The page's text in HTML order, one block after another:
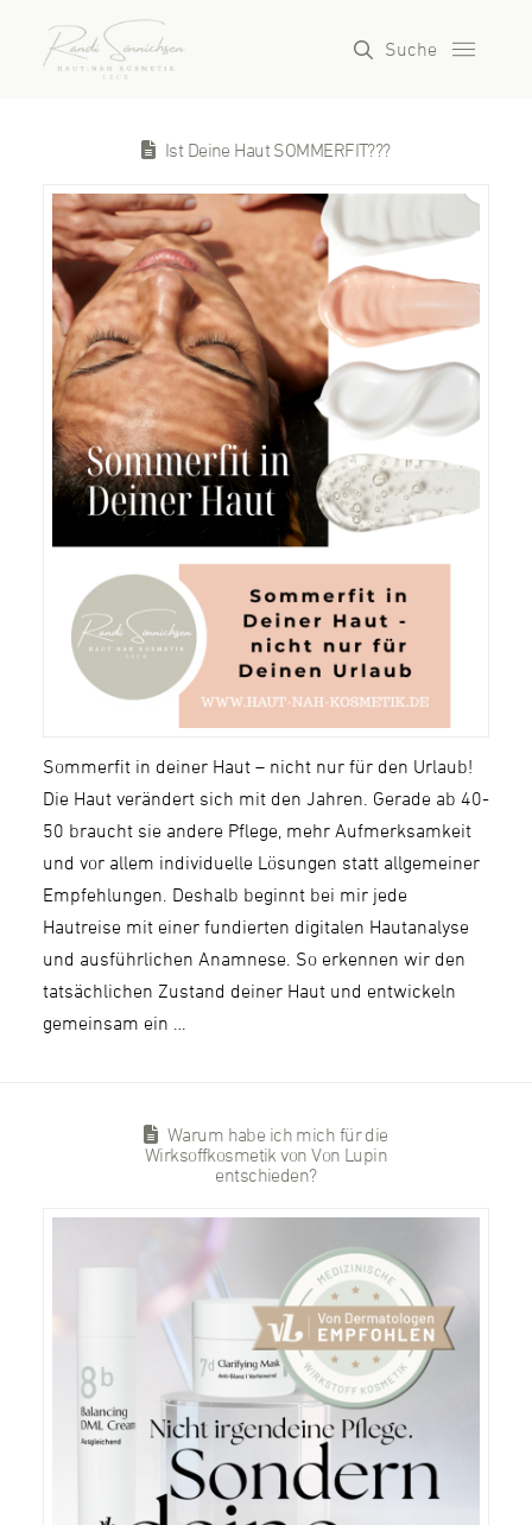
Suche
Ist Deine Haut SOMMERFIT???
Sommerfit in deiner Haut – nicht nur für den Urlaub!
Die Haut verändert sich mit den Jahren. Gerade ab 40-
50 braucht sie andere Pflege, mehr Aufmerksamkeit
und vor allem individuelle Lösungen statt allgemeiner
Empfehlungen. Deshalb beginnt bei mir jede
Hautreise mit einer fundierten digitalen Hautanalyse
und ausführlichen Anamnese. So erkennen wir den
tatsächlichen Zustand deiner Haut und entwickeln
gemeinsam ein …
Warum habe ich mich für die
Wirksoffkosmetik von Von Lupin
entschieden?